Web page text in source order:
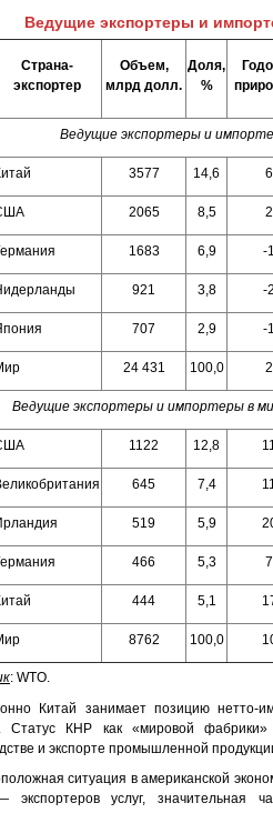
Ведущие экспортеры и
Страна-
экспортер
Объем,
млрд долл.
Доля,
%
Ведущие экспортеры и
3577 14,6 6
2065 8,5 2
1683 6,9 -1
921 3,8 -2
707 2,9 -1
24 431 100,0 2
Ведущие экспортеры и импортеры в
1122 12,8
645 7,4
519 5,9
466 5,3 7
444 5,1
8762 100,0
: WTO.
Китай занимает позицию нетто-
Статус КНР как «мировой
и экспорте промышленной
ситуация в американской
экспортеров услуг, значительная